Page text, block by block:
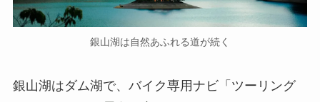
銀山湖は自然あふれる道が続く
銀山湖はダム湖で、バイク専用ナビ「ツーリング